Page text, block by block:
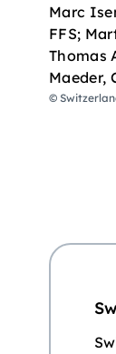
Marc
FFS;
Thomas
Maeder,
©